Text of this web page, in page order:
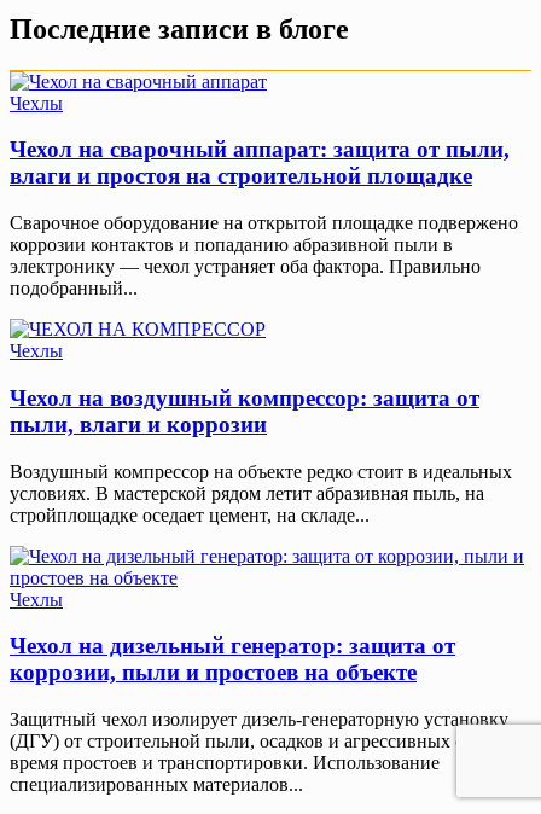
Последние записи в блоге
Чехлы
Чехол на сварочный аппарат: защита от пыли,
влаги и простоя на строительной площадке
Сварочное оборудование на открытой площадке подвержено
коррозии контактов и попаданию абразивной пыли в
электронику — чехол устраняет оба фактора. Правильно
подобранный...
Чехлы
Чехол на воздушный компрессор: защита от
пыли, влаги и коррозии
Воздушный компрессор на объекте редко стоит в идеальных
условиях. В мастерской рядом летит абразивная пыль, на
стройплощадке оседает цемент, на складе...
Чехлы
Чехол на дизельный генератор: защита от
коррозии, пыли и простоев на объекте
Защитный чехол изолирует дизель-генераторную установку
(ДГУ) от строительной пыли, осадков и агрессивных сред во
время простоев и транспортировки. Использование
специализированных материалов...